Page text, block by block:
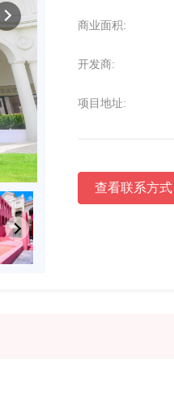
商业面积:
开发商:
项目地址:
查看联系方式